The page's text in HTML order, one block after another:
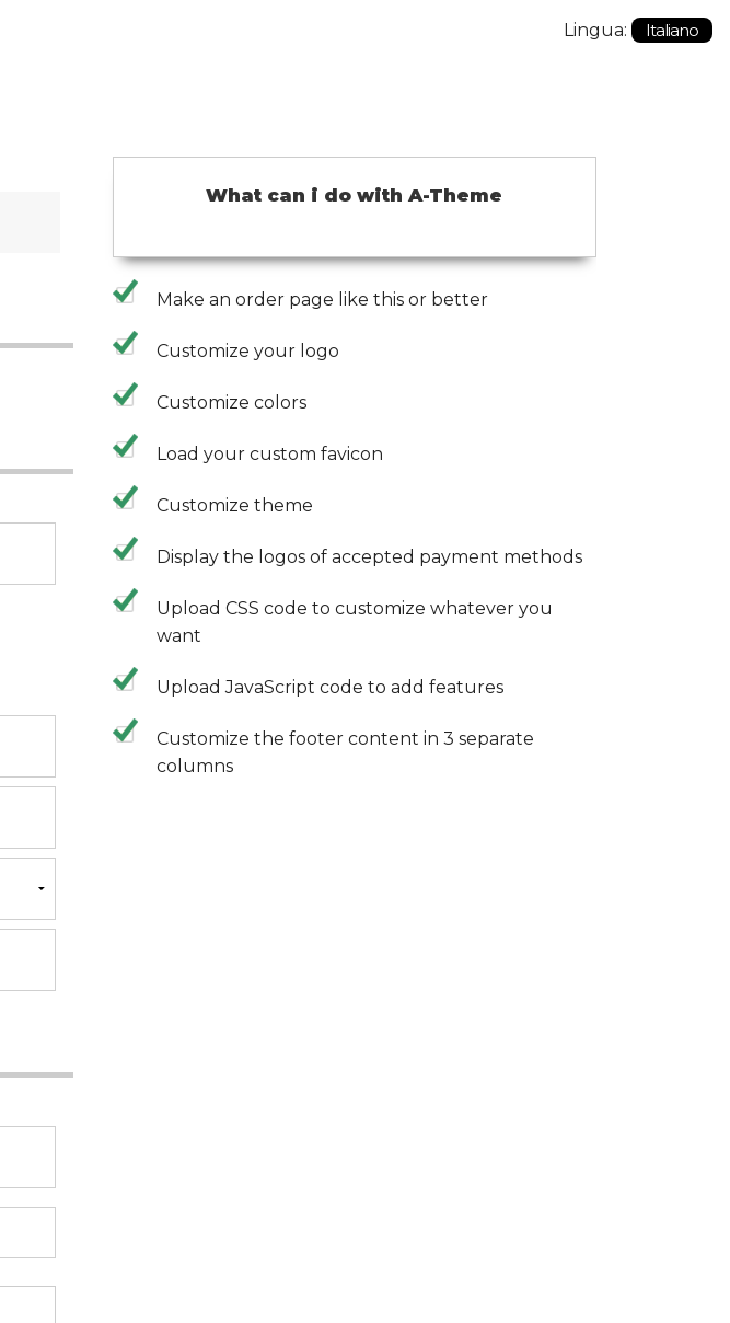
Lingua: Italiano
What can i do with A-Theme
Make an order page like this or better
Customize your logo
Customize colors
Load your custom favicon
Customize theme
Display the logos of accepted payment methods
Upload CSS code to customize whatever you
want
Upload JavaScript code to add features
Customize the footer content in 3 separate
columns